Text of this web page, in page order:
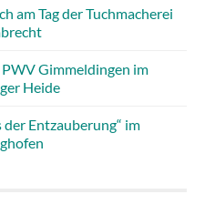
am Tag der Tuchmacherei
Gimmeldingen im
Heide
Entzauberung“ im